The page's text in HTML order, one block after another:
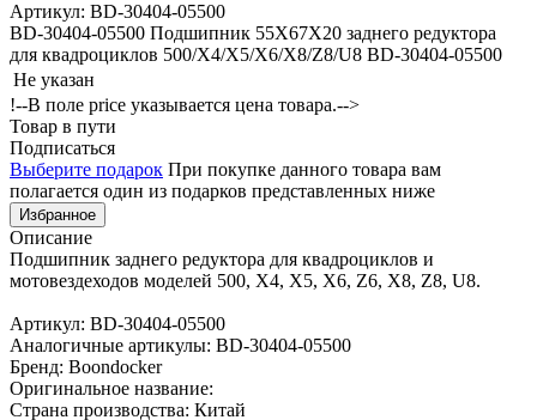
Артикул: BD-30404-05500
BD-30404-05500 Подшипник 55X67X20 заднего редуктора
для квадроциклов 500/X4/X5/X6/X8/Z8/U8 BD-30404-05500
Не указан
!--В поле price указывается цена товара.-->
Товар в пути
Подписаться
Выберите подарок При покупке данного товара вам
полагается один из подарков представленных ниже
Избранное
Описание
Подшипник заднего редуктора для квадроциклов и
мотовездеходов моделей 500, X4, X5, X6, Z6, X8, Z8, U8.
Артикул: BD-30404-05500
Аналогичные артикулы: BD-30404-05500
Бренд: Boondocker
Оригинальное название:
Страна производства: Китай